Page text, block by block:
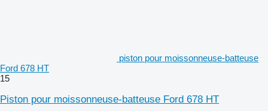
piston pour moissonneuse-batteuse
Ford 678 HT
15
Piston pour moissonneuse-batteuse Ford 678 HT